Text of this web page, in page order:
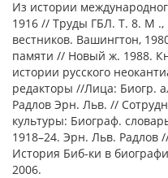
Из истории
1916 // Труды ГБЛ. Т. 8. М
вестников. Вашингтон,
памяти // Новый ж. 1988.
истории русского
редакторы //Лица: Биогр.
Радлов Эрн. Льв. //
культуры: Биограф.
1918–24. Эрн. Льв. Радлов
История Биб-ки в
2006.